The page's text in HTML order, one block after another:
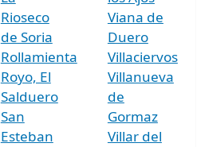
Rioseco
de Soria
Rollamienta
Royo, El
Salduero
San
Esteban
Viana de
Duero
Villaciervos
Villanueva
de
Gormaz
Villar del